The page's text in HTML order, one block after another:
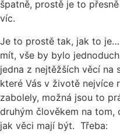
špatně, prostě je to
víc.
Je to prostě tak, jak to
mít, vše by bylo
jedna z nejtěžších věcí na
které Vás v životě nejvíce
zabolely, možná jsou to
druhým člověkem na tom,
jak věci mají být. Třeba: